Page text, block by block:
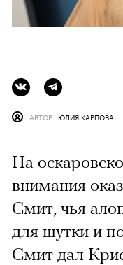
АВТОР ЮЛИЯ КАРПОВА
На
внимания
Смит, чья
для шутки и
Смит дал